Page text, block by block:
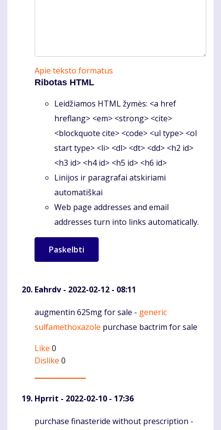
Apie teksto formatus
Ribotas HTML
Leidžiamos HTML žymės: <a href
hreflang> <em> <strong> <cite>
<blockquote cite> <code> <ul type> <ol
start type> <li> <dl> <dt> <dd> <h2 id>
<h3 id> <h4 id> <h5 id> <h6 id>
Linijos ir paragrafai atskiriami
automatiškai
Web page addresses and email
addresses turn into links automatically.
Eahrdv - 2022-02-12 - 08:11
Komentaras
augmentin 625mg for sale - generic
sulfamethoxazole purchase bactrim for sale
Like 0
Dislike 0
Hprrit - 2022-02-10 - 17:36
Komentaras
purchase finasteride without prescription -